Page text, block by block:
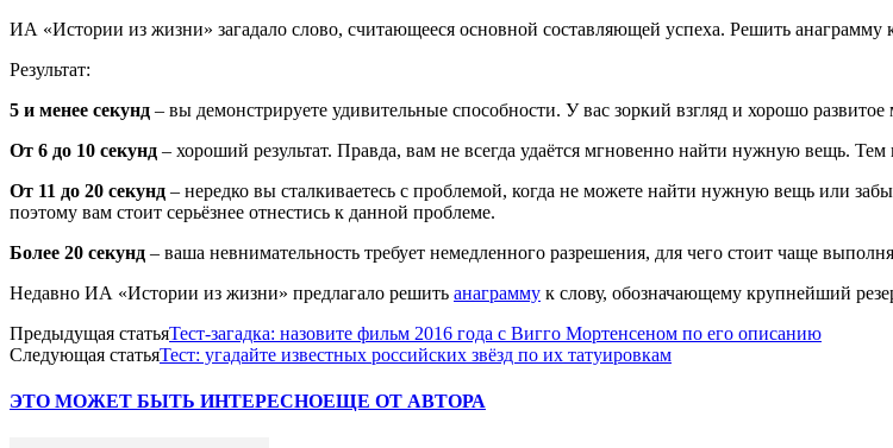
ИА «Истории из жизни» загадало слово, считающееся основной составляющей успеха. Решить
Результат:
5 и менее секунд – вы демонстрируете удивительные способности. У вас зоркий взгляд и хорошо
От 6 до 10 секунд – хороший результат. Правда, вам не всегда удаётся мгновенно найти нужную вещь.
От 11 до 20 секунд – нередко вы сталкиваетесь с проблемой, когда не можете найти нужную вещь или
поэтому вам стоит серьёзнее отнестись к данной проблеме.
Более 20 секунд – ваша невнимательность требует немедленного разрешения, для чего стоит чаще
Недавно ИА «Истории из жизни» предлагало решить анаграмму к слову, обозначающему крупнейший
Предыдущая статьяТест-загадка: назовите фильм 2016 года с Вигго Мортенсеном по его описанию
Следующая статьяТест: угадайте известных российских звёзд по их татуировкам
ЭТО МОЖЕТ БЫТЬ ИНТЕРЕСНОЕЩЕ ОТ АВТОРА